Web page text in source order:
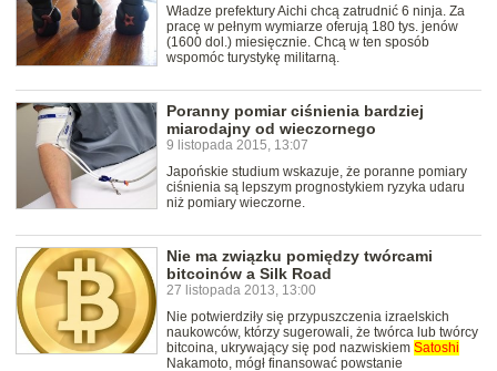
Władze prefektury Aichi chcą zatrudnić 6 ninja. Za
pracę w pełnym wymiarze oferują 180 tys. jenów
(1600 dol.) miesięcznie. Chcą w ten sposób
wspomóc turystykę militarną.
Poranny pomiar ciśnienia bardziej
miarodajny od wieczornego
9 listopada 2015, 13:07
Japońskie studium wskazuje, że poranne pomiary
ciśnienia są lepszym prognostykiem ryzyka udaru
niż pomiary wieczorne.
Nie ma związku pomiędzy twórcami
bitcoinów a Silk Road
27 listopada 2013, 13:00
Nie potwierdziły się przypuszczenia izraelskich
naukowców, którzy sugerowali, że twórca lub twórcy
bitcoina, ukrywający się pod nazwiskiem Satoshi
Nakamoto, mógł finansować powstanie